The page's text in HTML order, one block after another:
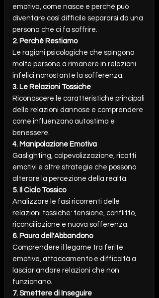
emotiva, come nasce e perché può
diventare così difficile separarsi da una
persona che ci fa soffrire.
2. Perché Restiamo
Le ragioni psicologiche che spingono
molte persone a rimanere in relazioni
infelici nonostante la sofferenza.
3. Le Relazioni Tossiche
Riconoscere le caratteristiche principali
delle relazioni dannose e comprendere
come influenzano autostima e
benessere.
4. Manipolazione Emotiva
Gaslighting, colpevolizzazione, ricatti
emotivi e altre strategie che possono
alterare la percezione della realtà.
5. Il Ciclo Tossico
Analizzare le fasi ricorrenti delle
relazioni tossiche: tensione, conflitto,
riconciliazione e nuova sofferenza.
6. Paura dell'Abbandono
Comprendere il legame tra ferite
emotive, attaccamento e difficoltà a
lasciar andare relazioni che non
funzionano.
7. Smettere di Inseguire